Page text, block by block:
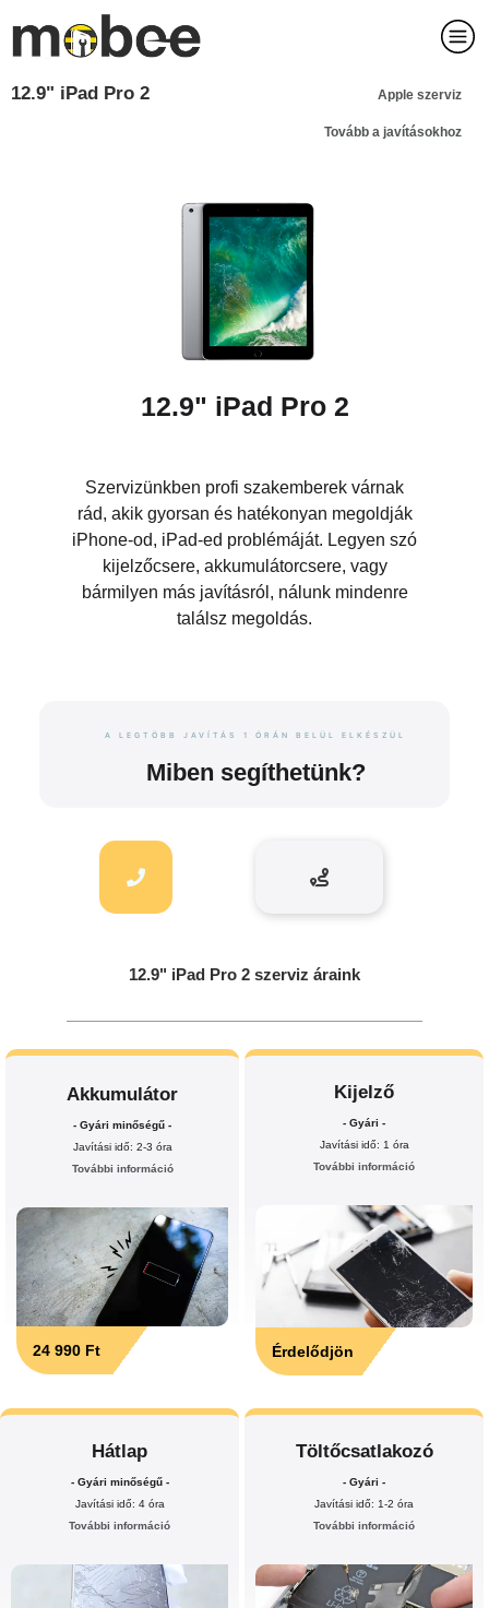
12.9" iPad Pro 2 Apple szerviz
Tovább a javításokhoz
12.9" iPad Pro 2
Szervizünkben profi szakemberek várnak
rád, akik gyorsan és hatékonyan megoldják
iPhone-od, iPad-ed problémáját. Legyen szó
kijelzőcsere, akkumulátorcsere, vagy
bármilyen más javításról, nálunk mindenre
találsz megoldás.
A LEGTÖBB JAVÍTÁS 1 ÓRÁN BELÜL ELKÉSZÜL
Miben segíthetünk?
12.9" iPad Pro 2 szerviz áraink
Akkumulátor
- Gyári minőségű -
Javítási idő: 2-3 óra
További információ
24 990 Ft
Kijelző
- Gyári -
Javítási idő: 1 óra
További információ
Érdelődjön
Hátlap
- Gyári minőségű -
Javítási idő: 4 óra
További információ
Töltőcsatlakozó
- Gyári -
Javítási idő: 1-2 óra
További információ